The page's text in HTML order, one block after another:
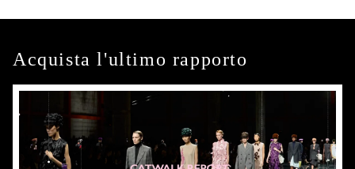
Acquista l'ultimo rapporto